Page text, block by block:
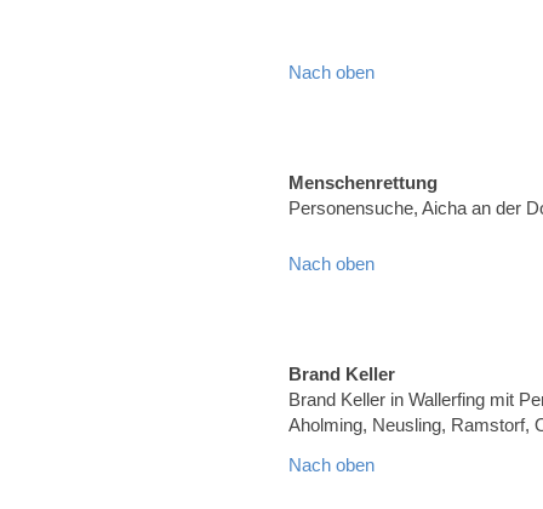
Nach oben
Menschenrettung
Personensuche, Aicha an der
Nach oben
Brand Keller
Brand Keller in Wallerfing mit
Aholming, Neusling, Ramstorf,
Nach oben